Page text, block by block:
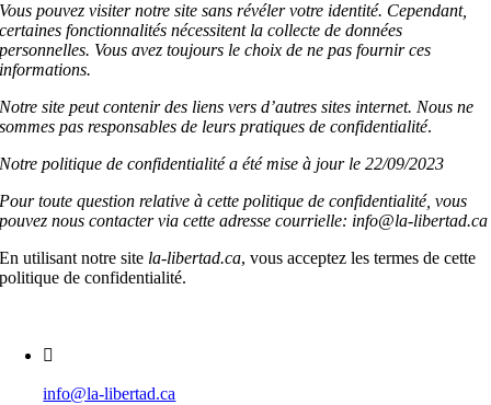
Vous pouvez visiter notre site sans révéler votre identité. Cependant,
certaines fonctionnalités nécessitent la collecte de données
personnelles. Vous avez toujours le choix de ne pas fournir ces
informations.
Notre site peut contenir des liens vers d’autres sites internet. Nous ne
sommes pas responsables de leurs pratiques de confidentialité.
Notre politique de confidentialité a été mise à jour le 22/09/2023
Pour toute question relative à cette politique de confidentialité, vous
pouvez nous contacter via cette adresse courrielle: info@la-libertad.ca
En utilisant notre site la-libertad.ca, vous acceptez les termes de cette
politique de confidentialité.
info@la-libertad.ca